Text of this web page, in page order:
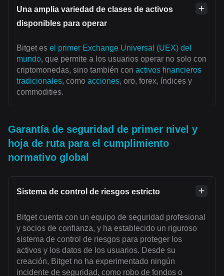
Una amplia variedad de clases de activos
disponibles para operar
Bitget es el primer Exchange Universal (UEX) del
mundo, que permite a los usuarios operar no solo con
criptomonedas, sino también con activos financieros
tradicionales, como acciones, oro, forex, índices y
commodities.
Garantía de seguridad de primer nivel y
hoja de ruta para el cumplimiento
normativo global
Sistema de control de riesgos estricto
Bitget cuenta con un equipo de seguridad profesional
y socios de confianza, y ha establecido un riguroso
sistema de control de riesgos para proteger los
activos y los datos de los usuarios. Desde su
creación, Bitget no ha experimentado ningún
incidente de seguridad, como robo de fondos o